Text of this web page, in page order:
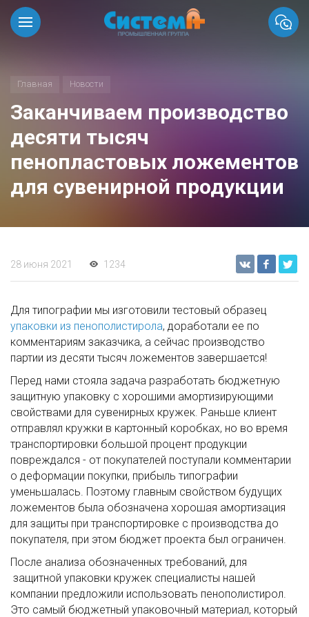
Главная Новости
Заканчиваем производство
десяти тысяч
пенопластовых ложементов
для сувенирной продукции
28 июня 2021 1234
Для типографии мы изготовили тестовый образец
упаковки из пенополистирола, доработали ее по
комментариям заказчика, а сейчас производство
партии из десяти тысяч ложементов завершается!
Перед нами стояла задача разработать бюджетную
защитную упаковку с хорошими амортизирующими
свойствами для сувенирных кружек. Раньше клиент
отправлял кружки в картонный коробках, но во время
транспортировки большой процент продукции
повреждался - от покупателей поступали комментарии
о деформации покупки, прибыль типографии
уменьшалась. Поэтому главным свойством будущих
ложементов была обозначена хорошая амортизация
для защиты при транспортировке с производства до
покупателя, при этом бюджет проекта был ограничен.
После анализа обозначенных требований, для
защитной упаковки кружек специалисты нашей
компании предложили использовать пенополистирол.
Это самый бюджетный упаковочный материал, который